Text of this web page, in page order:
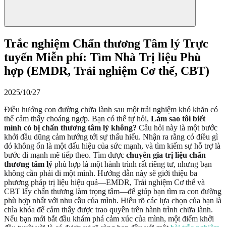
Trắc nghiệm Chấn thương Tâm lý Trực
tuyến Miễn phí: Tìm Nhà Trị liệu Phù
hợp (EMDR, Trải nghiệm Cơ thể, CBT)
2025/10/27
Điều hướng con đường chữa lành sau một trải nghiệm khó khăn có
thể cảm thấy choáng ngợp. Bạn có thể tự hỏi, Làm sao tôi biết
mình có bị chấn thương tâm lý không? Câu hỏi này là một bước
khởi đầu dũng cảm hướng tới sự thấu hiểu. Nhận ra rằng có điều gì
đó không ổn là một dấu hiệu của sức mạnh, và tìm kiếm sự hỗ trợ là
bước đi mạnh mẽ tiếp theo. Tìm được chuyên gia trị liệu chấn
thương tâm lý phù hợp là một hành trình rất riêng tư, nhưng bạn
không cần phải đi một mình. Hướng dẫn này sẽ giới thiệu ba
phương pháp trị liệu hiệu quả—EMDR, Trải nghiệm Cơ thể và
CBT lấy chấn thương làm trọng tâm—để giúp bạn tìm ra con đường
phù hợp nhất với nhu cầu của mình. Hiểu rõ các lựa chọn của bạn là
chìa khóa để cảm thấy được trao quyền trên hành trình chữa lành.
Nếu bạn mới bắt đầu khám phá cảm xúc của mình, một điểm khởi